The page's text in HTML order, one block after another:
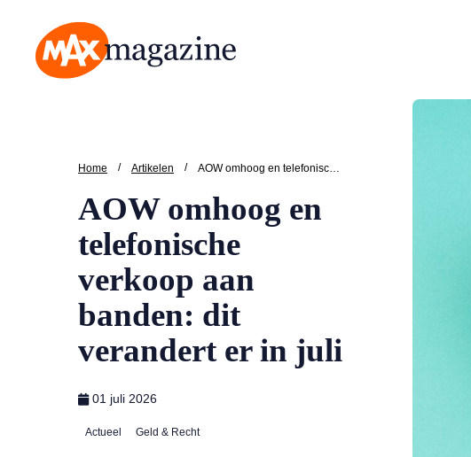
Home / Artikelen /
AOW omhoog en
telefonische
verkoop aan
banden: dit
verandert er in juli
01 juli 2026
Actueel Geld & Recht